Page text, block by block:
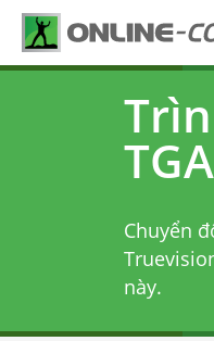
TGA
Chuyển
này.